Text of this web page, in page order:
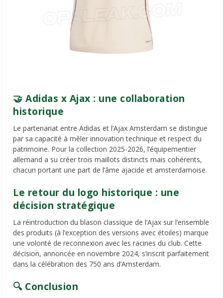
🤝 Adidas x Ajax : une collaboration
historique
Le partenariat entre Adidas et l’Ajax Amsterdam se distingue
par sa capacité à mêler innovation technique et respect du
patrimoine. Pour la collection 2025-2026, l’équipementier
allemand a su créer trois maillots distincts mais cohérents,
chacun portant une part de l’âme ajacide et amsterdamoise.
Le retour du logo historique : une
décision stratégique
La réintroduction du blason classique de l’Ajax sur l’ensemble
des produits (à l’exception des versions avec étoiles) marque
une volonté de reconnexion avec les racines du club. Cette
décision, annoncée en novembre 2024, s’inscrit parfaitement
dans la célébration des 750 ans d’Amsterdam.
🔍 Conclusion